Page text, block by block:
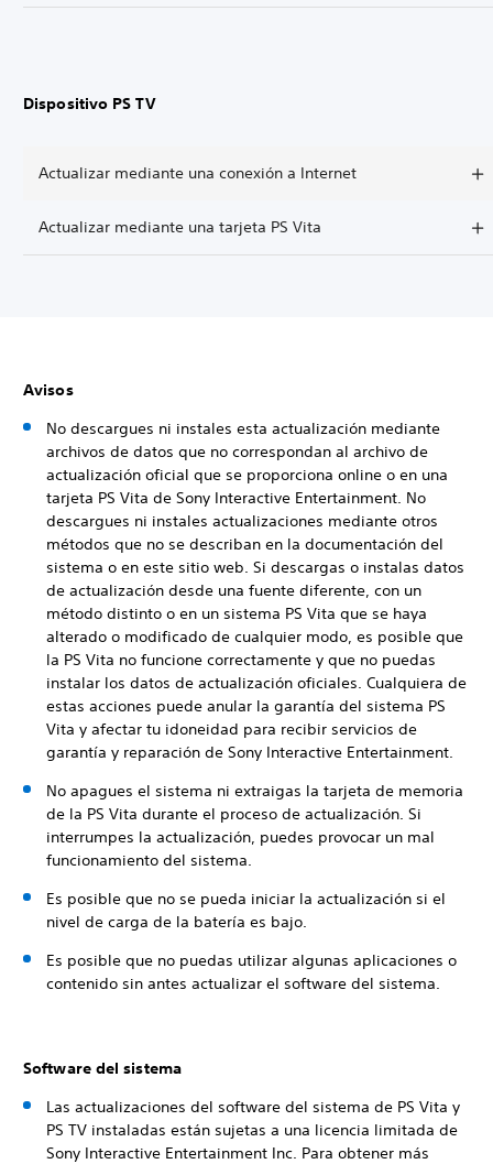
Dispositivo PS TV
Actualizar mediante una conexión a Internet
Actualizar mediante una tarjeta PS Vita
Avisos
No descargues ni instales esta actualización mediante
archivos de datos que no correspondan al archivo de
actualización oficial que se proporciona online o en una
tarjeta PS Vita de Sony Interactive Entertainment. No
descargues ni instales actualizaciones mediante otros
métodos que no se describan en la documentación del
sistema o en este sitio web. Si descargas o instalas datos
de actualización desde una fuente diferente, con un
método distinto o en un sistema PS Vita que se haya
alterado o modificado de cualquier modo, es posible que
la PS Vita no funcione correctamente y que no puedas
instalar los datos de actualización oficiales. Cualquiera de
estas acciones puede anular la garantía del sistema PS
Vita y afectar tu idoneidad para recibir servicios de
garantía y reparación de Sony Interactive Entertainment.
No apagues el sistema ni extraigas la tarjeta de memoria
de la PS Vita durante el proceso de actualización. Si
interrumpes la actualización, puedes provocar un mal
funcionamiento del sistema.
Es posible que no se pueda iniciar la actualización si el
nivel de carga de la batería es bajo.
Es posible que no puedas utilizar algunas aplicaciones o
contenido sin antes actualizar el software del sistema.
Software del sistema
Las actualizaciones del software del sistema de PS Vita y
PS TV instaladas están sujetas a una licencia limitada de
Sony Interactive Entertainment Inc. Para obtener más